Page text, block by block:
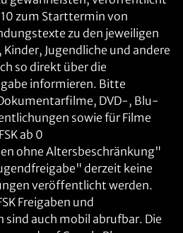
zum Starttermin von
zu den jeweiligen
Jugendliche und andere
so direkt über die
informieren. Bitte
DVD-, Blu-
sowie für Filme
ab 0
ohne Altersbeschränkung"
derzeit keine
veröffentlicht werden.
Freigaben und
sind auch mobil abrufbar. Die